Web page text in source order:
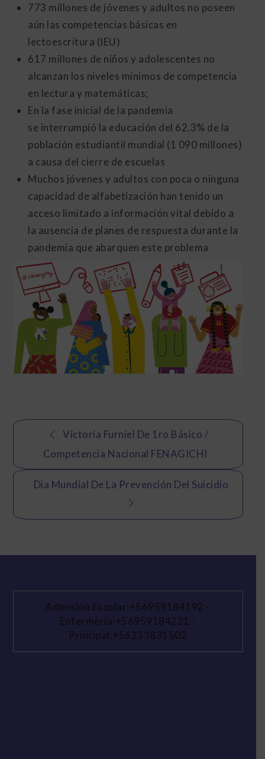
773 millones de jóvenes y adultos no poseen
aún las competencias básicas en
lectoescritura (IEU)
617 millones de niños y adolescentes no
alcanzan los niveles mínimos de competencia
en lectura y matemáticas;
En la fase inicial de la pandemia
se interrumpió la educación del 62,3% de la
población estudiantil mundial (1 090 millones)
a causa del cierre de escuelas
Muchos jóvenes y adultos con poca o ninguna
capacidad de alfabetización han tenido un
acceso limitado a información vital debido a
la ausencia de planes de respuesta durante la
pandemia que abarquen este problema
Navegación
entradas
Victoria Furniel De 1ro Básico /
Competencia Nacional FENAGICHI
Dia Mundial De La Prevención Del Suicidio
Admisión Escolar:+56959184192 -
Enfermería:+56959184221 -
Principal:+56233831502